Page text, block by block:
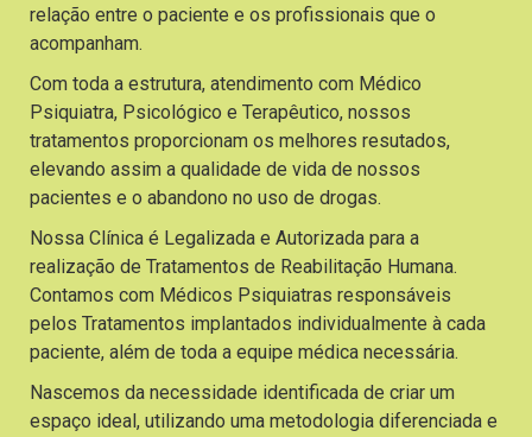
relação entre o paciente e os profissionais que o
acompanham.
Com toda a estrutura, atendimento com Médico
Psiquiatra, Psicológico e Terapêutico, nossos
tratamentos proporcionam os melhores resutados,
elevando assim a qualidade de vida de nossos
pacientes e o abandono no uso de drogas.
Nossa Clínica é Legalizada e Autorizada para a
realização de Tratamentos de Reabilitação Humana.
Contamos com Médicos Psiquiatras responsáveis
pelos Tratamentos implantados individualmente à cada
paciente, além de toda a equipe médica necessária.
Nascemos da necessidade identificada de criar um
espaço ideal, utilizando uma metodologia diferenciada e